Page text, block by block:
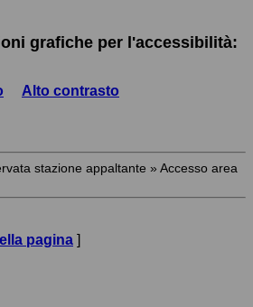
grafiche per l'accessibilità:
Alto contrasto
stazione appaltante » Accesso area
pagina ]